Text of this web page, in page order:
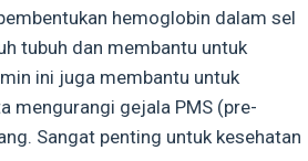
hemoglobin dalam sel
tubuh dan membantu untuk
ini juga membantu untuk
mengurangi gejala PMS (pre-
Sangat penting untuk kesehatan